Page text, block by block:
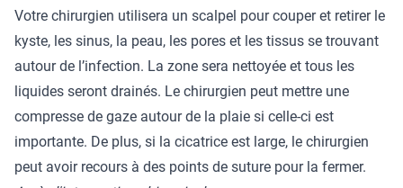
Votre chirurgien utilisera un scalpel pour couper et retirer le
kyste, les sinus, la peau, les pores et les tissus se trouvant
autour de l’infection. La zone sera nettoyée et tous les
liquides seront drainés. Le chirurgien peut mettre une
compresse de gaze autour de la plaie si celle-ci est
importante. De plus, si la cicatrice est large, le chirurgien
peut avoir recours à des points de suture pour la fermer.